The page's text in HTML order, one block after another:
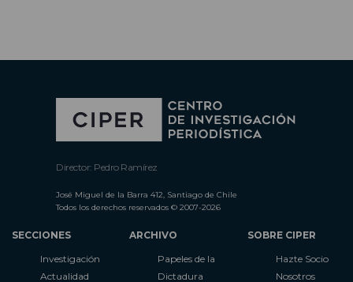
Director: Pedro Ramírez
José Miguel de la Barra 412, Santiago de Chile
Todos los derechos reservados © 2007-2026
SECCIONES
Investigación
Actualidad
ARCHIVO
Papeles de la
Dictadura
SOBRE CIPER
Hazte Socio
Nosotros